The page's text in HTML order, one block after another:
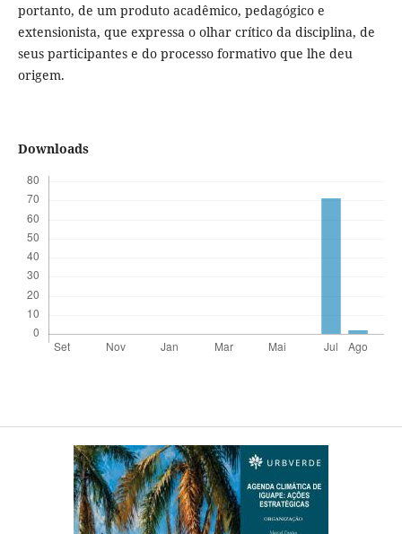
portanto, de um produto acadêmico, pedagógico e
extensionista, que expressa o olhar crítico da disciplina, de
seus participantes e do processo formativo que lhe deu
origem.
Downloads